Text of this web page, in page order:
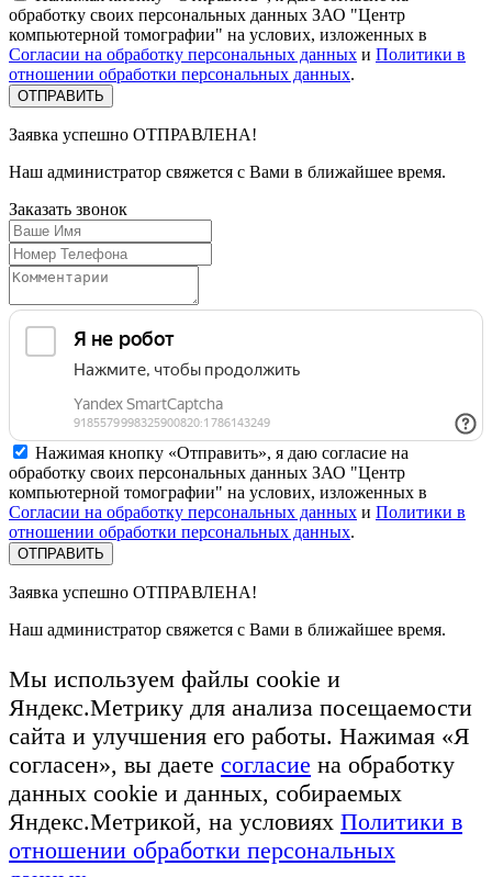
обработку своих персональных данных ЗАО "Центр
компьютерной томографии" на услових, изложенных в
Согласии на обработку персональных данных и Политики в
отношении обработки персональных данных.
Заявка успешно ОТПРАВЛЕНА!
Наш администратор свяжется с Вами в ближайшее время.
Заказать звонок
Нажимая кнопку «Отправить», я даю согласие на
обработку своих персональных данных ЗАО "Центр
компьютерной томографии" на услових, изложенных в
Согласии на обработку персональных данных и Политики в
отношении обработки персональных данных.
Заявка успешно ОТПРАВЛЕНА!
Наш администратор свяжется с Вами в ближайшее время.
Мы используем файлы cookie и
Яндекс.Метрику для анализа посещаемости
сайта и улучшения его работы. Нажимая «Я
согласен», вы даете согласие на обработку
данных cookie и данных, собираемых
Яндекс.Метрикой, на условиях Политики в
отношении обработки персональных